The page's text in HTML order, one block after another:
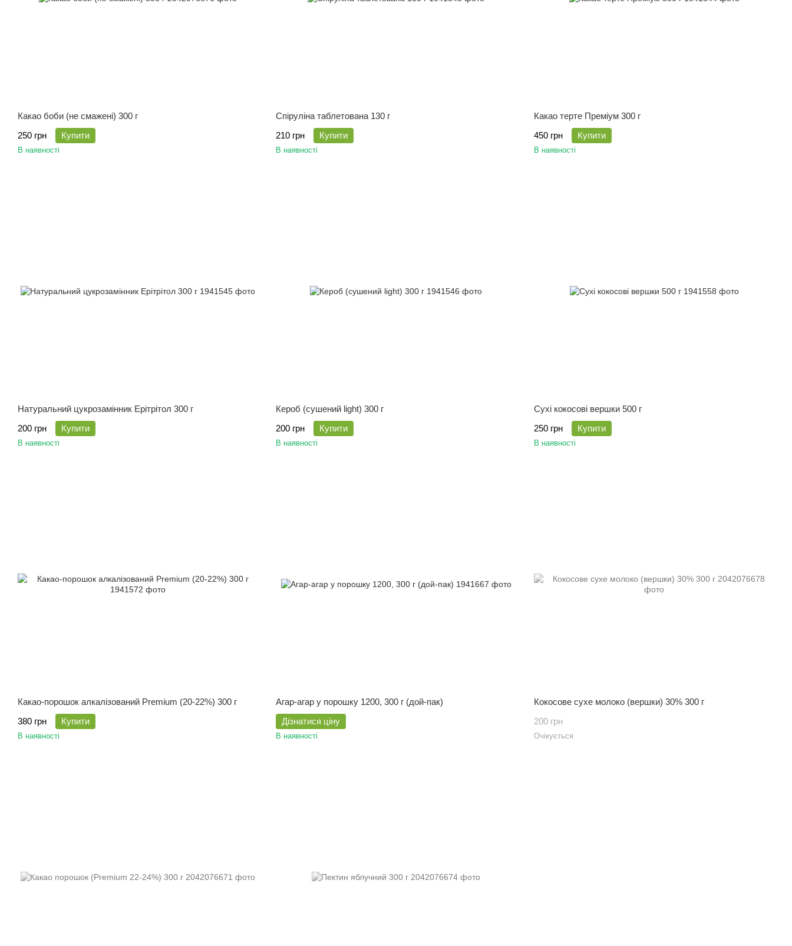
Какао боби (не смажені) 300 г
250 грн
Купити
В наявності
Спіруліна таблетована 130 г
210 грн
Купити
В наявності
Какао терте Преміум 300 г
450 грн
Купити
В наявності
Натуральний цукрозамінник Ерітрітол 300 г
200 грн
Купити
В наявності
Кероб (сушений light) 300 г
200 грн
Купити
В наявності
Сухі кокосові вершки 500 г
250 грн
Купити
В наявності
Какао-порошок алкалізований Premium (20-22%) 300 г
380 грн
Купити
В наявності
Агар-агар у порошку 1200, 300 г (дой-пак)
Дізнатися ціну
В наявності
Кокосове сухе молоко (вершки) 30% 300 г
200 грн
Очікується